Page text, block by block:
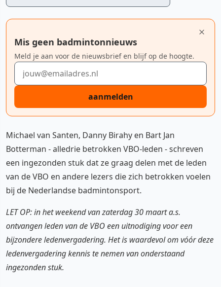
Mis geen badmintonnieuws
Meld je aan voor de nieuwsbrief en blijf op de hoogte.
E-mailadres
aanmelden
Michael van Santen, Danny Birahy en Bart Jan
Botterman - alledrie betrokken VBO-leden - schreven
een ingezonden stuk dat ze graag delen met de leden
van de VBO en andere lezers die zich betrokken voelen
bij de Nederlandse badmintonsport.
LET OP: in het weekend van zaterdag 30 maart a.s.
ontvangen leden van de VBO een uitnodiging voor een
bijzondere ledenvergadering. Het is waardevol om vóór deze
ledenvergadering kennis te nemen van onderstaand
ingezonden stuk.